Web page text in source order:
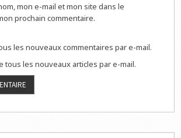
mon e-mail et mon site dans le
prochain commentaire.
les nouveaux commentaires par e-mail.
tous les nouveaux articles par e-mail.